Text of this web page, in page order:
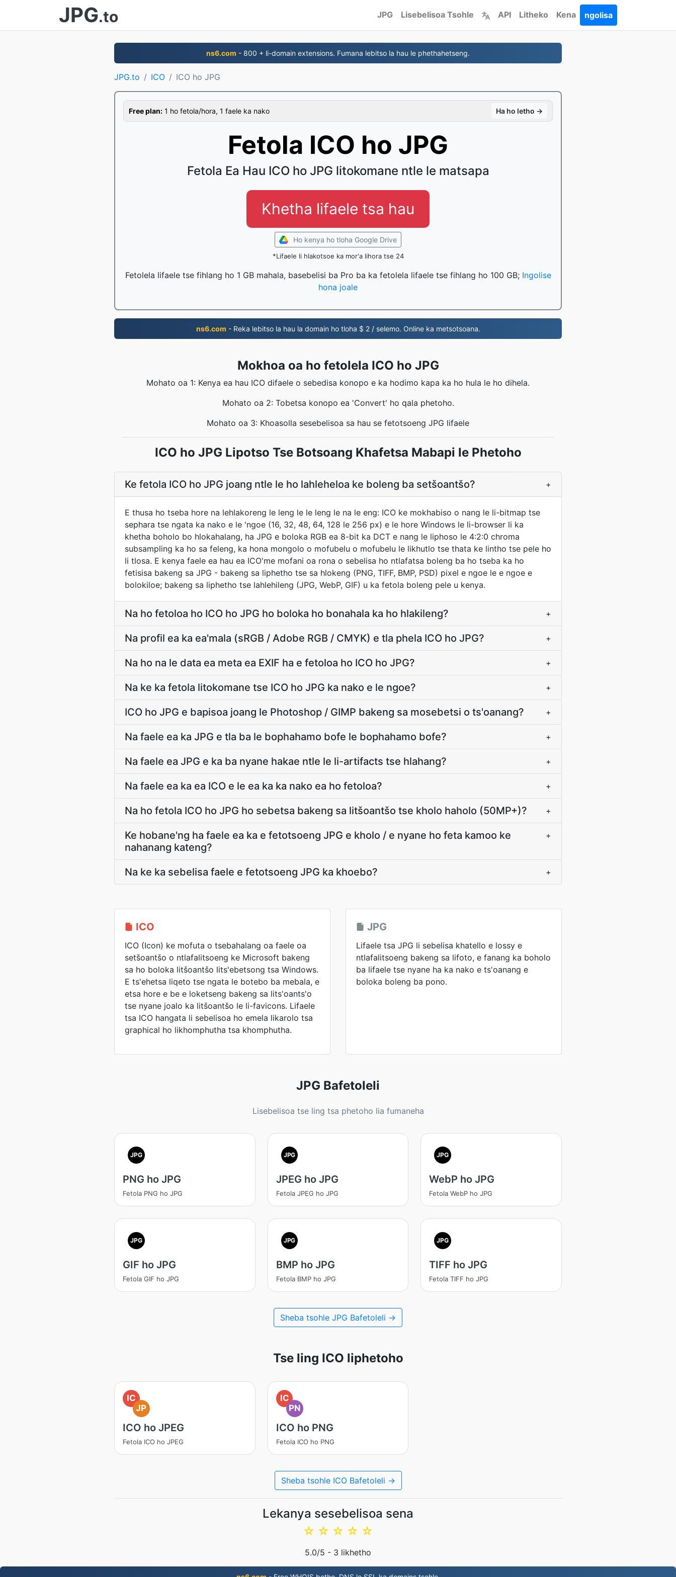
JPG.to JPG Lisebelisoa Tsohle API Litheko Kena ngolisa
ns6.com - 800 + li-domain extensions. Fumana lebitso la hau le phethahetseng.
JPG.to ICO ICO ho JPG
Free plan: 1 ho fetola/hora, 1 faele ka nako Ha ho letho →
Fetola ICO ho JPG
Fetola Ea Hau ICO ho JPG litokomane ntle le matsapa
Khetha lifaele tsa hau
Ho kenya ho tloha Google Drive
*Lifaele li hlakotsoe ka mor'a lihora tse 24
Fetolela lifaele tse fihlang ho 1 GB mahala, basebelisi ba Pro ba ka fetolela lifaele tse fihlang ho 100 GB; Ingolise
hona joale
ns6.com - Reka lebitso la hau la domain ho tloha $ 2 / selemo. Online ka metsotsoana.
Mokhoa oa ho fetolela ICO ho JPG
Mohato oa 1: Kenya ea hau ICO difaele o sebedisa konopo e ka hodimo kapa ka ho hula le ho dihela.
Mohato oa 2: Tobetsa konopo ea 'Convert' ho qala phetoho.
Mohato oa 3: Khoasolla sesebelisoa sa hau se fetotsoeng JPG lifaele
ICO ho JPG Lipotso Tse Botsoang Khafetsa Mabapi le Phetoho
Ke fetola ICO ho JPG joang ntle le ho lahleheloa ke boleng ba setšoantšo? +
E thusa ho tseba hore na lehlakoreng le leng le le leng le na le eng: ICO ke mokhabiso o nang le li-bitmap tse
sephara tse ngata ka nako e le 'ngoe (16, 32, 48, 64, 128 le 256 px) e le hore Windows le li-browser li ka
khetha boholo bo hlokahalang, ha JPG e boloka RGB ea 8-bit ka DCT e nang le liphoso le 4:2:0 chroma
subsampling ka ho sa feleng, ka hona mongolo o mofubelu o mofubelu le likhutlo tse thata ke lintho tse pele ho
li tlosa. E kenya faele ea hau ea ICO'me mofani oa rona o sebelisa ho ntlafatsa boleng ba ho tseba ka ho
fetisisa bakeng sa JPG - bakeng sa liphetho tse sa hlokeng (PNG, TIFF, BMP, PSD) pixel e ngoe le e ngoe e
bolokiloe; bakeng sa liphetho tse lahlehileng (JPG, WebP, GIF) u ka fetola boleng pele u kenya.
Na ho fetoloa ho ICO ho JPG ho boloka ho bonahala ka ho hlakileng? +
Na profil ea ka ea'mala (sRGB / Adobe RGB / CMYK) e tla phela ICO ho JPG? +
Na ho na le data ea meta ea EXIF ha e fetoloa ho ICO ho JPG? +
Na ke ka fetola litokomane tse ICO ho JPG ka nako e le ngoe? +
ICO ho JPG e bapisoa joang le Photoshop / GIMP bakeng sa mosebetsi o ts'oanang? +
Na faele ea ka JPG e tla ba le bophahamo bofe le bophahamo bofe? +
Na faele ea JPG e ka ba nyane hakae ntle le li-artifacts tse hlahang? +
Na faele ea ka ea ICO e le ea ka ka nako ea ho fetoloa? +
Na ho fetola ICO ho JPG ho sebetsa bakeng sa litšoantšo tse kholo haholo (50MP+)? +
Ke hobane'ng ha faele ea ka e fetotsoeng JPG e kholo / e nyane ho feta kamoo ke
nahanang kateng?
+
Na ke ka sebelisa faele e fetotsoeng JPG ka khoebo? +
ICO
ICO (Icon) ke mofuta o tsebahalang oa faele oa
setšoantšo o ntlafalitsoeng ke Microsoft bakeng
sa ho boloka litšoantšo lits'ebetsong tsa Windows.
E ts'ehetsa liqeto tse ngata le botebo ba mebala, e
etsa hore e be e loketseng bakeng sa lits'oants'o
tse nyane joalo ka litšoantšo le li-favicons. Lifaele
tsa ICO hangata li sebelisoa ho emela likarolo tsa
graphical ho likhomphutha tsa khomphutha.
JPG
Lifaele tsa JPG li sebelisa khatello e lossy e
ntlafalitsoeng bakeng sa lifoto, e fanang ka boholo
ba lifaele tse nyane ha ka nako e ts'oanang e
boloka boleng ba pono.
JPG Bafetoleli
Lisebelisoa tse ling tsa phetoho lia fumaneha
JPG
PNG ho JPG
Fetola PNG ho JPG
JPG
JPEG ho JPG
Fetola JPEG ho JPG
JPG
WebP ho JPG
Fetola WebP ho JPG
JPG
GIF ho JPG
Fetola GIF ho JPG
JPG
BMP ho JPG
Fetola BMP ho JPG
JPG
TIFF ho JPG
Fetola TIFF ho JPG
Sheba tsohle JPG Bafetoleli →
Tse ling ICO liphetoho
IC
JP
ICO ho JPEG
Fetola ICO ho JPEG
IC
PN
ICO ho PNG
Fetola ICO ho PNG
Sheba tsohle ICO Bafetoleli →
Lekanya sesebelisoa sena
☆
☆
☆
☆
☆
5.0/5 - 3 likhetho